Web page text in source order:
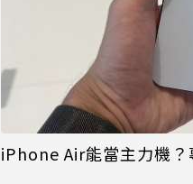
iPhone Air能當主力機